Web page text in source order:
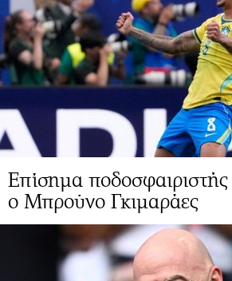
Επίσημα
ο Μπρούνο Γκιμαράες